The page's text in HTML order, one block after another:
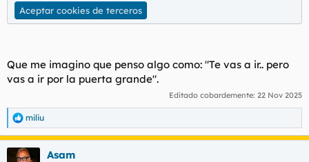
Aceptar cookies de terceros
Que me imagino que penso algo como: "Te vas a ir.. pero
vas a ir por la puerta grande".
Editado cobardemente: 22 Nov 2025
R
e
a
miliu
Asam